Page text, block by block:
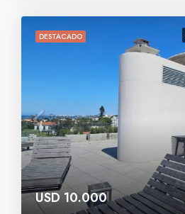
DESTACADO
USD 10.000